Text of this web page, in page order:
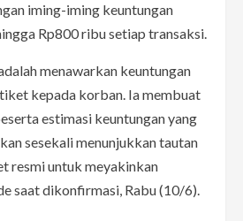
iming-iming keuntungan
Rp800 ribu setiap transaksi.
menawarkan keuntungan
kepada korban. Ia membuat
estimasi keuntungan yang
sesekali menunjukkan tautan
resmi untuk meyakinkan
saat dikonfirmasi, Rabu (10/6).